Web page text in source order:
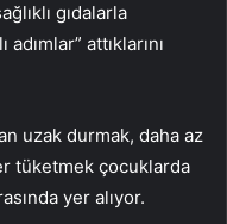
gıdalarla
attıklarını
uzak durmak, daha az
tüketmek çocuklarda
yer alıyor.